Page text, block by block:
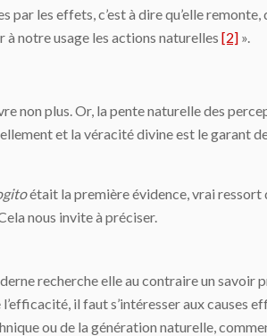
les effets, c’est à dire qu’elle remonte,
notre usage les actions naturelles [2] ».
non plus. Or, la pente naturelle des
et la véracité divine est le garant
était la première évidence, vrai
nous invite à préciser.
recherche elle au contraire un savoir
il faut s’intéresser aux causes
ou de la génération naturelle,